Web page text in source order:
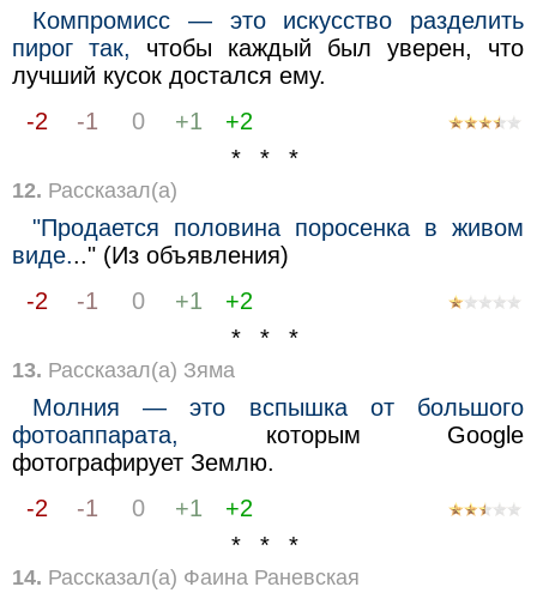
Компромисс — это искусство разделить
пирог так, чтобы каждый был уверен, что
лучший кусок достался ему.
-2
-1 0 +1
+2
* * *
12. Рассказал(а)
"Продается половина поросенка в живом
виде..." (Из объявления)
-2
-1 0 +1
+2
* * *
13. Рассказал(а) Зяма
Молния — это вспышка от большого
фотоаппарата, которым Gооglе
фотографирует Землю.
-2
-1 0 +1
+2
* * *
14. Рассказал(а) Фаина Раневская